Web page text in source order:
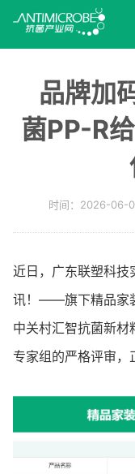
品牌加
菌PP-R
时间：2026-06-
近日，广东联塑科技
讯！——旗下精品家
中关村汇智抗菌新材
专家组的严格评审，